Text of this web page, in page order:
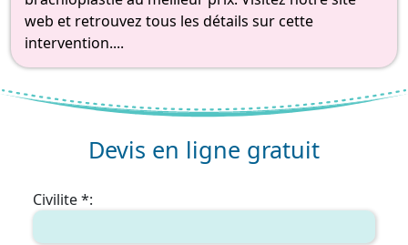
web et retrouvez tous les détails sur cette
intervention....
Devis en ligne gratuit
Civilite *: